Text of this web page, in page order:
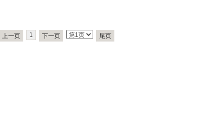
上一页 1 下一页 尾页